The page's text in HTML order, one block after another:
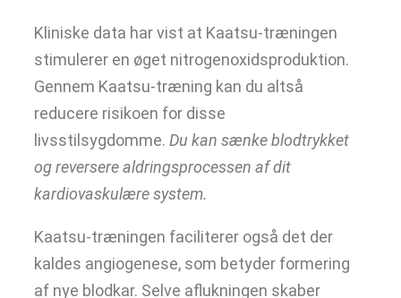
Kliniske data har vist at Kaatsu-træningen
stimulerer en øget nitrogenoxidsproduktion.
Gennem Kaatsu-træning kan du altså
reducere risikoen for disse
livsstilsygdomme. Du kan sænke blodtrykket
og reversere aldringsprocessen af dit
kardiovaskulære system.
Kaatsu-træningen faciliterer også det der
kaldes angiogenese, som betyder formering
af nye blodkar. Selve aflukningen skaber